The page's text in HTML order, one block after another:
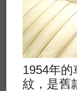
1954年
紋，是舊